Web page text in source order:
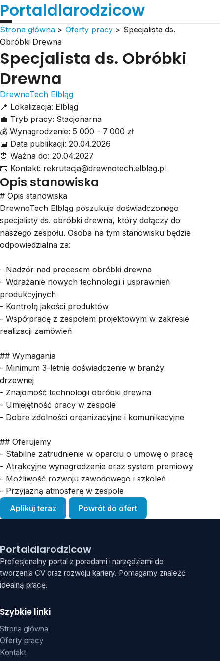
Portaldlarodzicow
Strona główna > Oferty pracy > Specjalista ds.
Obróbki Drewna
Specjalista ds. Obróbki
Drewna
DrewnoTech Elbląg
📍 Lokalizacja: Elbląg
💼 Tryb pracy: Stacjonarna
💰 Wynagrodzenie: 5 000 - 7 000 zł
📅 Data publikacji: 20.04.2026
⏰ Ważna do: 20.04.2027
📧 Kontakt: rekrutacja@drewnotech.elblag.pl
Opis stanowiska
# Opis stanowiska
DrewnoTech Elbląg poszukuje doświadczonego
specjalisty ds. obróbki drewna, który dołączy do
naszego zespołu. Osoba na tym stanowisku będzie
odpowiedzialna za:
- Nadzór nad procesem obróbki drewna
- Wdrażanie nowych technologii i usprawnień
produkcyjnych
- Kontrolę jakości produktów
- Współpracę z zespołem projektowym w zakresie
realizacji zamówień
## Wymagania
- Minimum 3-letnie doświadczenie w branży
drzewnej
- Znajomość technologii obróbki drewna
- Umiejętność pracy w zespole
- Dobre zdolności organizacyjne i komunikacyjne
## Oferujemy
- Stabilne zatrudnienie w oparciu o umowę o pracę
- Atrakcyjne wynagrodzenie oraz system premiowy
- Możliwość rozwoju zawodowego i szkoleń
- Przyjazną atmosferę w zespole
Aplikuj teraz
Powrót do ofert
Portaldlarodzicow
Profesjonalny portal z poradami i narzędziami do
tworzenia CV oraz rozwoju kariery. Pomagamy znaleźć
idealną pracę.
Szybkie linki
Strona główna
Oferty pracy
Kontakt